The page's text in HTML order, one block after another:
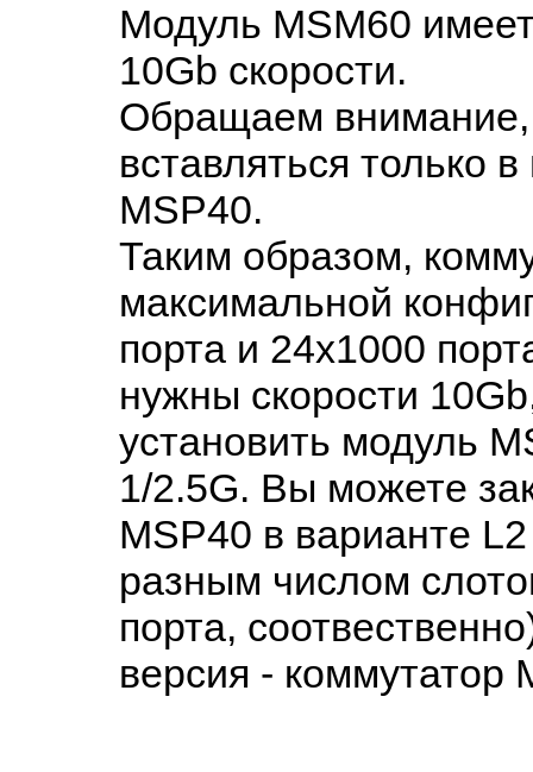
Модуль MSM60
10Gb скорости.
Обращаем внимание,
вставляться только
MSP40.
Таким образом,
максимальной
порта и 24x1000
нужны скорости
установить модуль
1/2.5G. Вы можете
MSP40 в варианте
разным числом
порта,
версия - коммутатор